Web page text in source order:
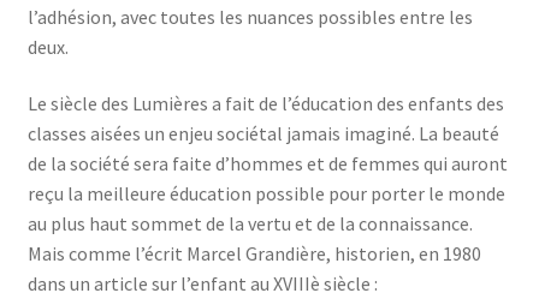
l’adhésion, avec toutes les nuances possibles entre les
deux.
Le siècle des Lumières a fait de l’éducation des enfants des
classes aisées un enjeu sociétal jamais imaginé. La beauté
de la société sera faite d’hommes et de femmes qui auront
reçu la meilleure éducation possible pour porter le monde
au plus haut sommet de la vertu et de la connaissance.
Mais comme l’écrit Marcel Grandière, historien, en 1980
dans un article sur l’enfant au XVIIIè siècle :